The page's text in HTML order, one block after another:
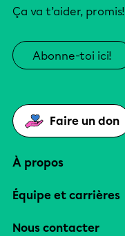
Ça va t’aider, promis!
Abonne-toi ici!
Faire un don
À propos
Équipe et carrières
Nous contacter